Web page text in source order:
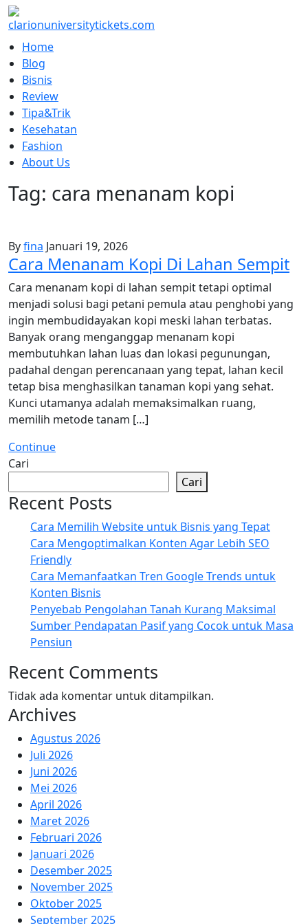
Skip
to
contentHome
Blog
Bisnis
Review
Tipa&Trik
Kesehatan
Fashion
About Us
Tag: cara menanam kopi
Byfina Januari 19, 2026
Cara Menanam Kopi Di Lahan Sempit
Cara menanam kopi di lahan sempit tetapi optimal
menjadi solusi bagi petani pemula atau penghobi yang
ingin membudidayakan kopi meski lahan terbatas.
Banyak orang menganggap menanam kopi
membutuhkan lahan luas dan lokasi pegunungan,
padahal dengan perencanaan yang tepat, lahan kecil
tetap bisa menghasilkan tanaman kopi yang sehat.
Kunci utamanya adalah memaksimalkan ruang,
memilih metode tanam […]
Continue
Cari
Cari
Recent Posts
Cara Memilih Website untuk Bisnis yang Tepat
Cara Mengoptimalkan Konten Agar Lebih SEO
Friendly
Cara Memanfaatkan Tren Google Trends untuk
Konten Bisnis
Penyebab Pengolahan Tanah Kurang Maksimal
Sumber Pendapatan Pasif yang Cocok untuk Masa
Pensiun
Recent Comments
Tidak ada komentar untuk ditampilkan.
Archives
Agustus 2026
Juli 2026
Juni 2026
Mei 2026
April 2026
Maret 2026
Februari 2026
Januari 2026
Desember 2025
November 2025
Oktober 2025
September 2025